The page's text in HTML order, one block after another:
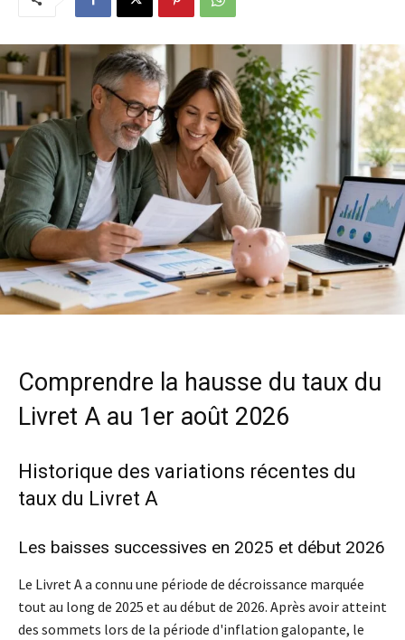
Comprendre la hausse du taux du
Livret A au 1er août 2026
Historique des variations récentes du
taux du Livret A
Les baisses successives en 2025 et début 2026
Le Livret A a connu une période de décroissance marquée
tout au long de 2025 et au début de 2026. Après avoir atteint
des sommets lors de la période d'inflation galopante, le